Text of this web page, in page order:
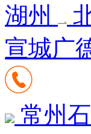
湖州
宣城广
常州